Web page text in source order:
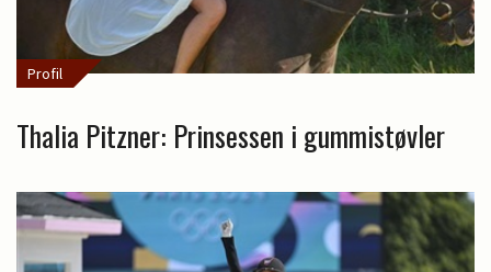
Profil
Thalia Pitzner: Prinsessen i gummistøvler